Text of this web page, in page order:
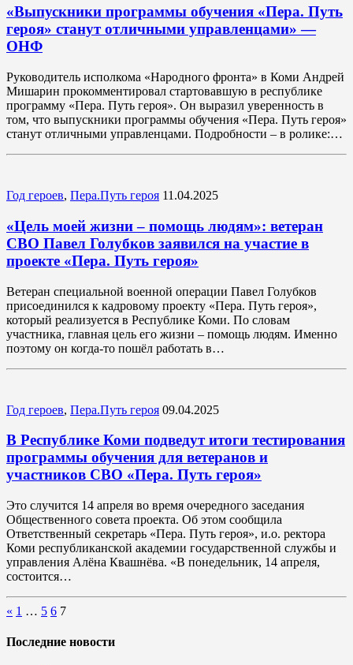
«Выпускники программы обучения «Пера. Путь
героя» станут отличными управленцами» —
ОНФ
Руководитель исполкома «Народного фронта» в Коми Андрей
Мишарин прокомментировал стартовавшую в республике
программу «Пера. Путь героя». Он выразил уверенность в
том, что выпускники программы обучения «Пера. Путь героя»
станут отличными управленцами. Подробности – в ролике:…
Год героев, Пера.Путь героя 11.04.2025
«Цель моей жизни – помощь людям»: ветеран
СВО Павел Голубков заявился на участие в
проекте «Пера. Путь героя»
Ветеран специальной военной операции Павел Голубков
присоединился к кадровому проекту «Пера. Путь героя»,
который реализуется в Республике Коми. По словам
участника, главная цель его жизни – помощь людям. Именно
поэтому он когда-то пошёл работать в…
Год героев, Пера.Путь героя 09.04.2025
В Республике Коми подведут итоги тестирования
программы обучения для ветеранов и
участников СВО «Пера. Путь героя»
Это случится 14 апреля во время очередного заседания
Общественного совета проекта. Об этом сообщила
Ответственный секретарь «Пера. Путь героя», и.о. ректора
Коми республиканской академии государственной службы и
управления Алёна Квашнёва. «В понедельник, 14 апреля,
состоится…
« 1 … 5 6 7
Последние новости